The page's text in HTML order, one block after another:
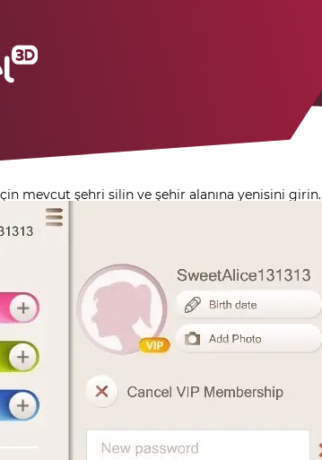
mevcut şehri silin ve şehir alanına yenisini girin.